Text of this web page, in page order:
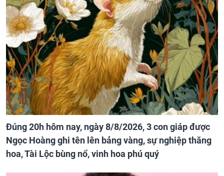
Đúng 20h hôm nay, ngày 8/8/2026, 3 con giáp được
Ngọc Hoàng ghi tên lên bảng vàng, sự nghiệp thăng
hoa, Tài Lộc bùng nổ, vinh hoa phú quý